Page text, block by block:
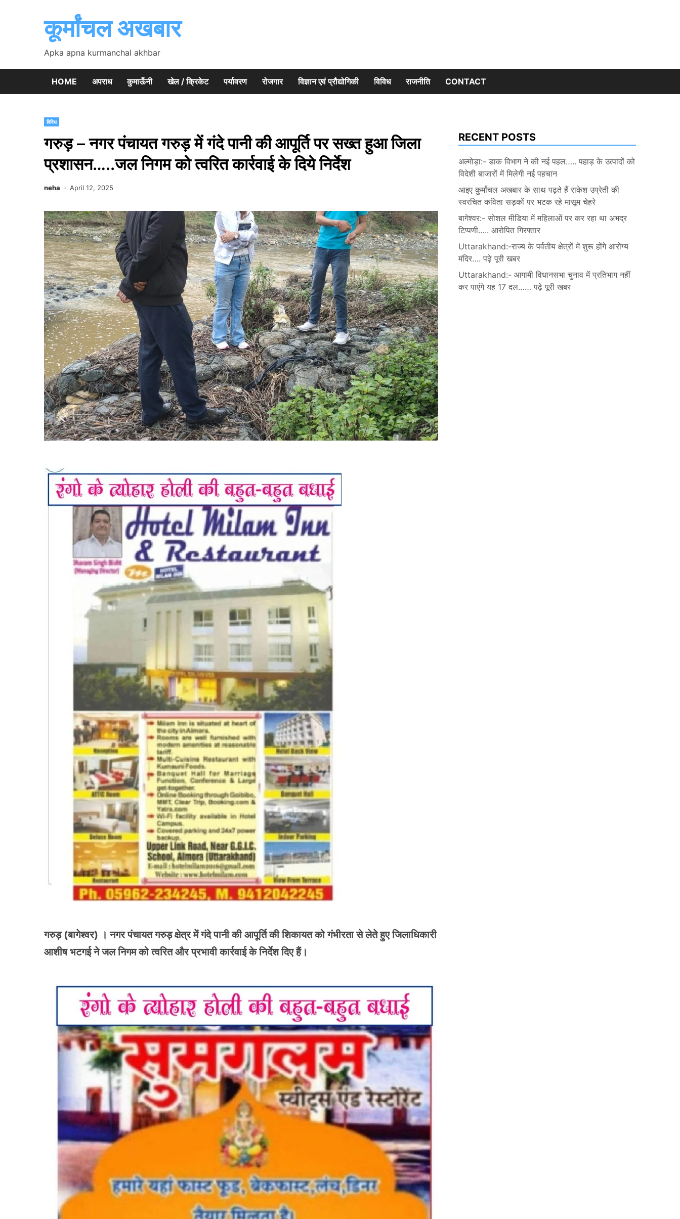
कूर्मांचल अखबार
Apka apna kurmanchal akhbar
HOME अपराध कुमाऊँनी खेल / क्रिकेट पर्यावरण रोजगार विज्ञान एवं प्रौद्योगिकी विविध राजनीति CONTACT
विविध
गरुड़ – नगर पंचायत गरुड़ में गंदे पानी की आपूर्ति पर सख्त हुआ जिला
प्रशासन…..जल निगम को त्वरित कार्रवाई के दिये निर्देश
neha April 12, 2025
गरुड़ (बागेश्वर) । नगर पंचायत गरुड़ क्षेत्र में गंदे पानी की आपूर्ति की शिकायत को गंभीरता से लेते हुए जिलाधिकारी
आशीष भटगई ने जल निगम को त्वरित और प्रभावी कार्रवाई के निर्देश दिए हैं।
RECENT POSTS
अल्मोड़ा:- डाक विभाग ने की नई पहल….. पहाड़ के उत्पादों को
विदेशी बाजारों में मिलेगी नई पहचान
आइए कुर्मांचल अखबार के साथ पढ़ते हैं राकेश उप्रेती की
स्वरचित कविता सड़कों पर भटक रहे मासूम चेहरे
बागेश्वर:- सोशल मीडिया में महिलाओं पर कर रहा था अभद्र
टिप्पणी….. आरोपित गिरफ्तार
Uttarakhand:-राज्य के पर्वतीय क्षेत्रों में शुरू होंगे आरोग्य
मंदिर…. पढ़े पूरी खबर
Uttarakhand:- आगामी विधानसभा चुनाव में प्रतिभाग नहीं
कर पाएंगे यह 17 दल…… पढ़े पूरी खबर